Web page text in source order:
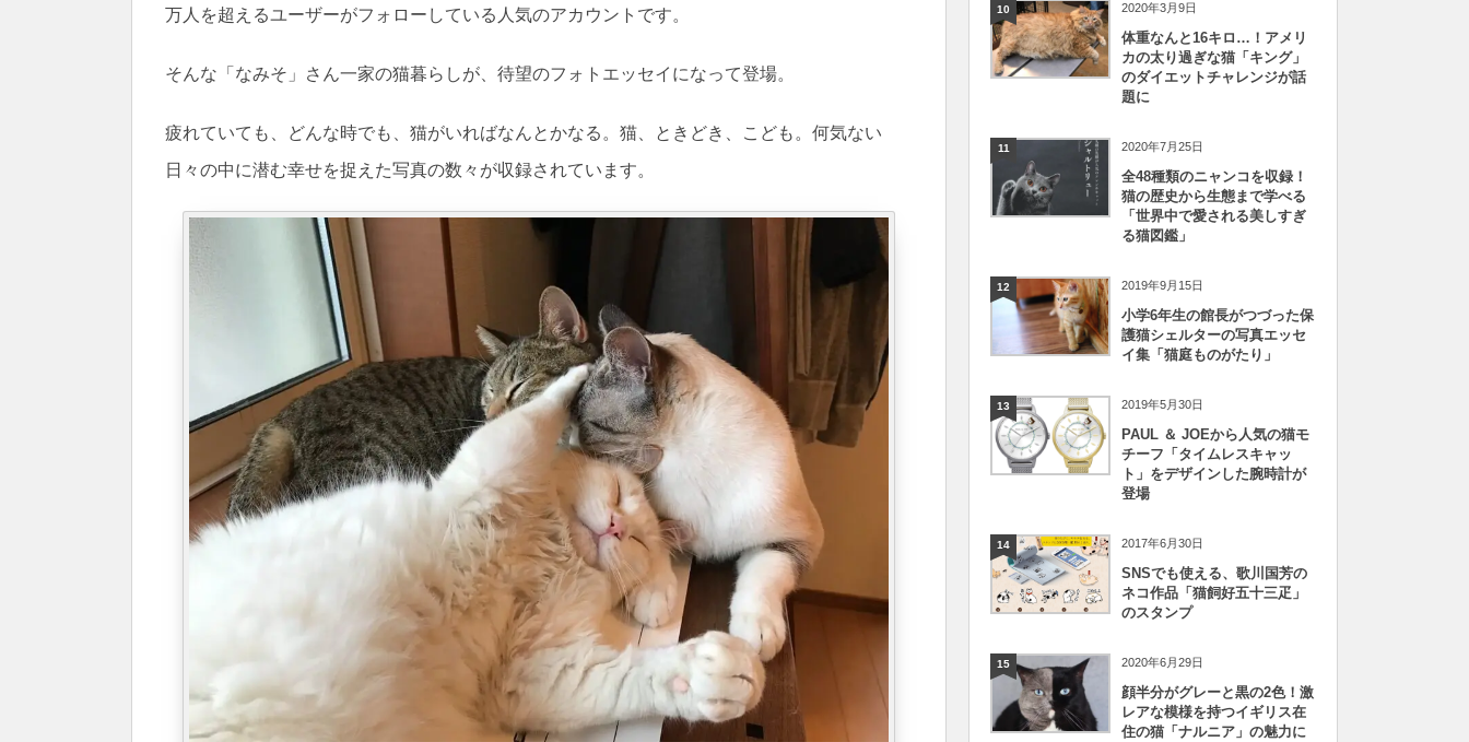
万人を超えるユーザーがフォローしている人気のアカウントです。
そんな「なみそ」さん一家の猫暮らしが、待望のフォトエッセイになって登場。
疲れていても、どんな時でも、猫がいればなんとかなる。猫、ときどき、こども。何気ない
日々の中に潜む幸せを捉えた写真の数々が収録されています。
10 2020年3月9日
体重なんと16キロ…！アメリ
カの太り過ぎな猫「キング」
のダイエットチャレンジが話
題に
11 2020年7月25日
全48種類のニャンコを収録！
猫の歴史から生態まで学べる
「世界中で愛される美しすぎ
る猫図鑑」
12 2019年9月15日
小学6年生の館長がつづった保
護猫シェルターの写真エッセ
イ集「猫庭ものがたり」
13 2019年5月30日
PAUL ＆ JOEから人気の猫モ
チーフ「タイムレスキャッ
ト」をデザインした腕時計が
登場
14 2017年6月30日
SNSでも使える、歌川国芳の
ネコ作品「猫飼好五十三疋」
のスタンプ
15 2020年6月29日
顔半分がグレーと黒の2色！激
レアな模様を持つイギリス在
住の猫「ナルニア」の魅力に